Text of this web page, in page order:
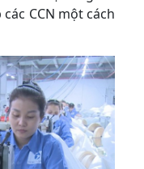
CCN một cách